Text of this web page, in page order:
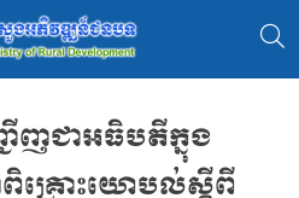
ញជាអធិបតីក្នុង
ពិគ្រោះយោបល់ស្តីពី